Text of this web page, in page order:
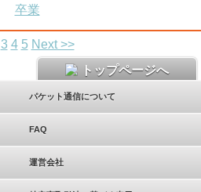
卒業
3 4 5 Next >>
トップページへ
パケット通信について
FAQ
運営会社